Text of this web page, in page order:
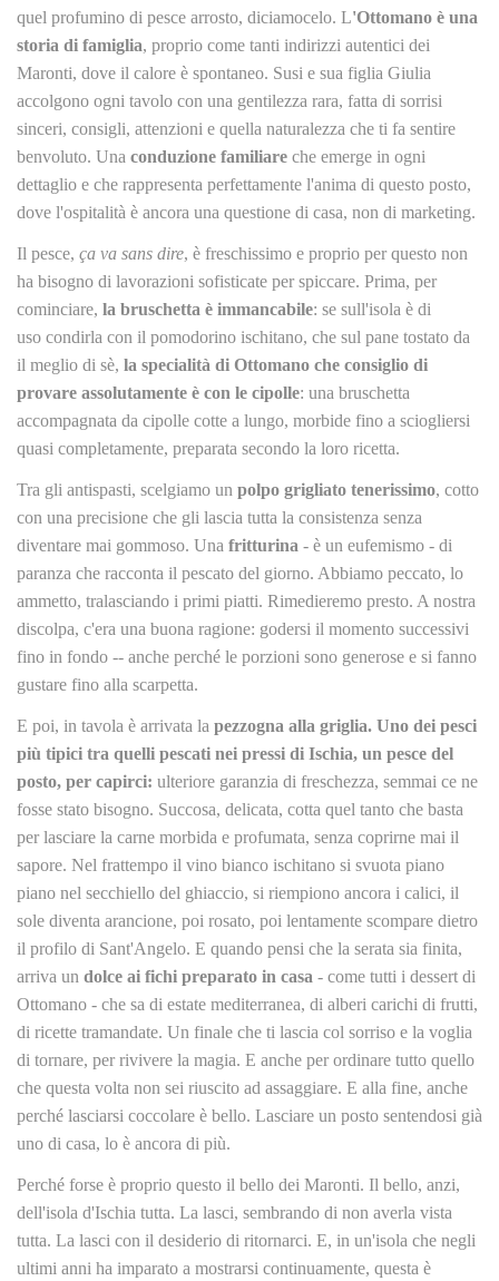
quel profumino di pesce arrosto, diciamocelo. L'Ottomano è una
storia di famiglia, proprio come tanti indirizzi autentici dei
Maronti, dove il calore è spontaneo. Susi e sua figlia Giulia
accolgono ogni tavolo con una gentilezza rara, fatta di sorrisi
sinceri, consigli, attenzioni e quella naturalezza che ti fa sentire
benvoluto. Una conduzione familiare che emerge in ogni
dettaglio e che rappresenta perfettamente l'anima di questo posto,
dove l'ospitalità è ancora una questione di casa, non di marketing.
Il pesce, ça va sans dire, è freschissimo e proprio per questo non
ha bisogno di lavorazioni sofisticate per spiccare. Prima, per
cominciare, la bruschetta è immancabile: se sull'isola è di
uso condirla con il pomodorino ischitano, che sul pane tostato da
il meglio di sè, la specialità di Ottomano che consiglio di
provare assolutamente è con le cipolle: una bruschetta
accompagnata da cipolle cotte a lungo, morbide fino a sciogliersi
quasi completamente, preparata secondo la loro ricetta.
Tra gli antispasti, scelgiamo un polpo grigliato tenerissimo, cotto
con una precisione che gli lascia tutta la consistenza senza
diventare mai gommoso. Una fritturina - è un eufemismo - di
paranza che racconta il pescato del giorno. Abbiamo peccato, lo
ammetto, tralasciando i primi piatti. Rimedieremo presto. A nostra
discolpa, c'era una buona ragione: godersi il momento successivi
fino in fondo -- anche perché le porzioni sono generose e si fanno
gustare fino alla scarpetta.
E poi, in tavola è arrivata la pezzogna alla griglia. Uno dei pesci
più tipici tra quelli pescati nei pressi di Ischia, un pesce del
posto, per capirci: ulteriore garanzia di freschezza, semmai ce ne
fosse stato bisogno. Succosa, delicata, cotta quel tanto che basta
per lasciare la carne morbida e profumata, senza coprirne mai il
sapore. Nel frattempo il vino bianco ischitano si svuota piano
piano nel secchiello del ghiaccio, si riempiono ancora i calici, il
sole diventa arancione, poi rosato, poi lentamente scompare dietro
il profilo di Sant'Angelo. E quando pensi che la serata sia finita,
arriva un dolce ai fichi preparato in casa - come tutti i dessert di
Ottomano - che sa di estate mediterranea, di alberi carichi di frutti,
di ricette tramandate. Un finale che ti lascia col sorriso e la voglia
di tornare, per rivivere la magia. E anche per ordinare tutto quello
che questa volta non sei riuscito ad assaggiare. E alla fine, anche
perché lasciarsi coccolare è bello. Lasciare un posto sentendosi già
uno di casa, lo è ancora di più.
Perché forse è proprio questo il bello dei Maronti. Il bello, anzi,
dell'isola d'Ischia tutta. La lasci, sembrando di non averla vista
tutta. La lasci con il desiderio di ritornarci. E, in un'isola che negli
ultimi anni ha imparato a mostrarsi continuamente, questa è